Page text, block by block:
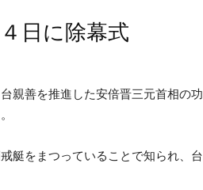
日に除幕式
親善を推進した安倍晋三元首相の功
艇をまつっていることで知られ、台